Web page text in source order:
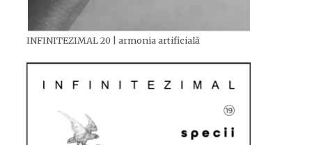
INFINITEZIMAL 20 | armonia artificială